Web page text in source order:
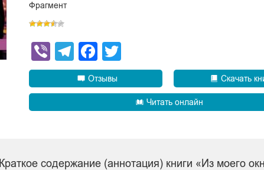
Фрагмент
ViberTelegram
Facebook
Отзывы Скачать
Читать онлайн
Краткое содержание (аннотация) книги «Из моего